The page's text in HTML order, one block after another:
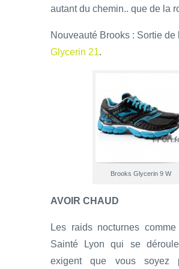
autant du chemin.. que de la
Nouveauté Brooks : Sortie de
Glycerin 21.
Brooks Glycerin 9 W
AVOIR CHAUD
Les raids nocturnes
Sainté Lyon qui se
exigent que vous soyez